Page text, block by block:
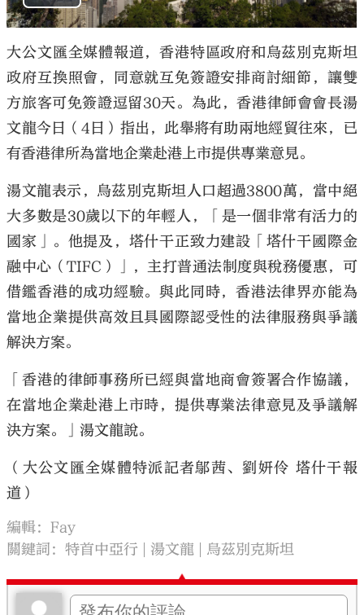
大公文匯全媒體報道，香港特區政府和烏茲別克斯坦
政府互換照會，同意就互免簽證安排商討細節，讓雙
方旅客可免簽證逗留30天。為此，香港律師會會長湯
文龍今日（4日）指出，此舉將有助兩地經貿往來，已
有香港律所為當地企業赴港上市提供專業意見。
湯文龍表示，烏茲別克斯坦人口超過3800萬，當中絕
大多數是30歲以下的年輕人，「是一個非常有活力的
國家」。他提及，塔什干正致力建設「塔什干國際金
融中心（TIFC）」，主打普通法制度與稅務優惠，可
借鑑香港的成功經驗。與此同時，香港法律界亦能為
當地企業提供高效且具國際認受性的法律服務與爭議
解決方案。
「香港的律師事務所已經與當地商會簽署合作協議，
在當地企業赴港上市時，提供專業法律意見及爭議解
決方案。」湯文龍說。
（大公文匯全媒體特派記者鄔茜、劉妍伶 塔什干報
道）
編輯：Fay
關鍵詞：特首中亞行 湯文龍 烏茲別克斯坦